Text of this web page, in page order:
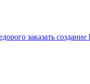
заказать